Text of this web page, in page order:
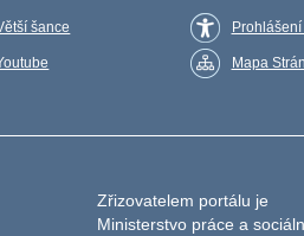
šance
Mapa
Zřizovatelem portálu je
Ministerstvo práce a